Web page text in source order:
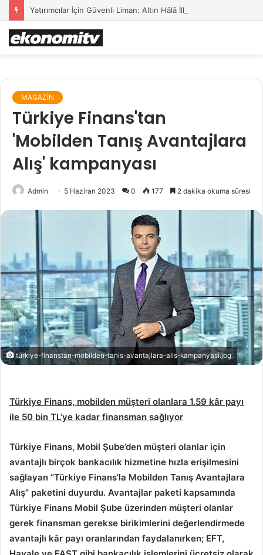
Yatırımcılar İçin Güvenli Liman: Altın Hâlâ İlk Sırada mı?
MAGAZİN
Türkiye Finans'tan
'Mobilden Tanış Avantajlara
Alış' kampanyası
Admin 5 Haziran 2023 0 177 2 dakika okuma süresi
turkiye-finanstan-mobilden-tanis-avantajlara-alis-kampanyasi.jpg
Türkiye Finans, mobilden müşteri olanlara 1.59 kâr payı
ile 50 bin TL’ye kadar finansman sağlıyor
Türkiye Finans, Mobil Şube’den müşteri olanlar için
avantajlı birçok bankacılık hizmetine hızla erişilmesini
sağlayan “Türkiye Finans’la Mobilden Tanış Avantajlara
Alış” paketini duyurdu. Avantajlar paketi kapsamında
Türkiye Finans Mobil Şube üzerinden müşteri olanlar
gerek finansman gerekse birikimlerini değerlendirmede
avantajlı kâr payı oranlarından faydalanırken; EFT,